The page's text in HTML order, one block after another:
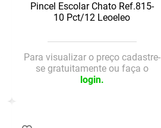
Pincel Escolar Chato Ref.815-
10 Pct/12 Leoeleo
Para visualizar o preço cadastre-
se gratuitamente ou faça o
login.